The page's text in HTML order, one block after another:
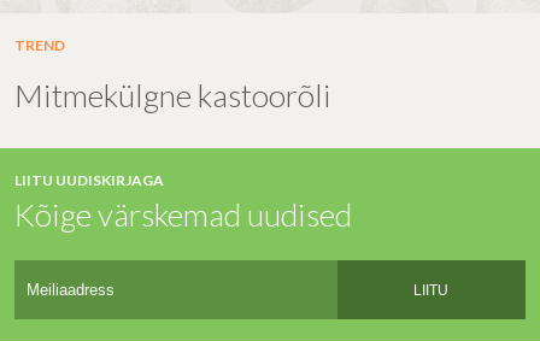
TREND
Mitmekülgne kastoorõli
LIITU UUDISKIRJAGA
Kõige värskemad uudised
LIITU